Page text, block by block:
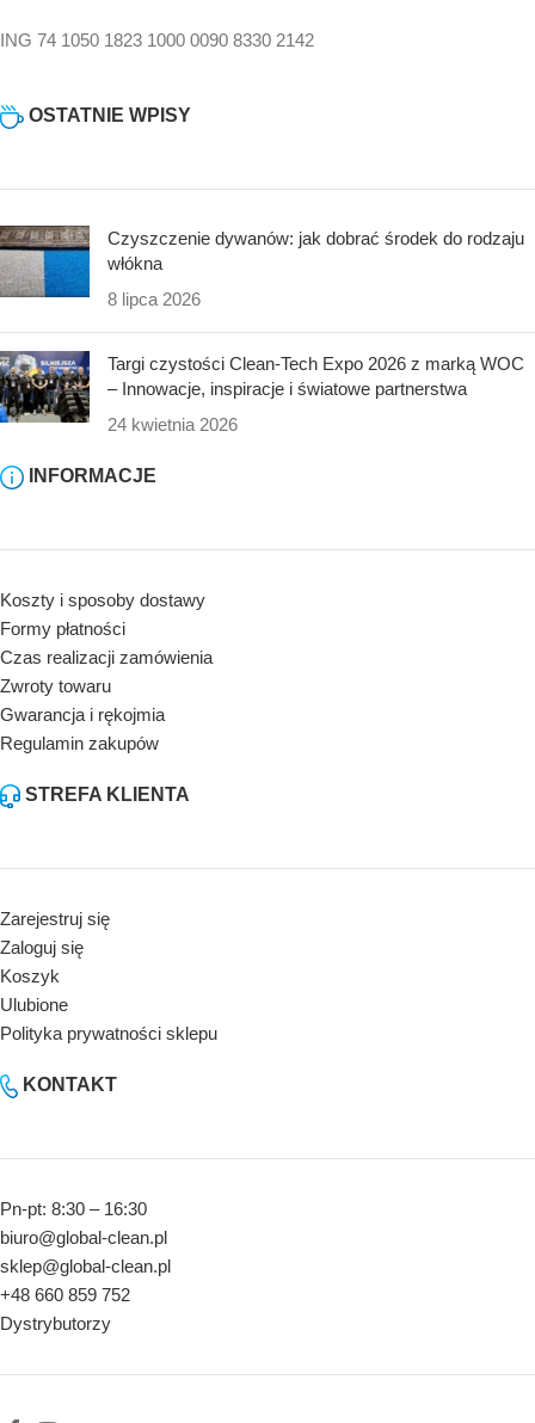
ING 74 1050 1823 1000 0090 8330 2142
OSTATNIE WPISY
Czyszczenie dywanów: jak dobrać środek do rodzaju
włókna
8 lipca 2026
Targi czystości Clean-Tech Expo 2026 z marką WOC
– Innowacje, inspiracje i światowe partnerstwa
24 kwietnia 2026
INFORMACJE
Koszty i sposoby dostawy
Formy płatności
Czas realizacji zamówienia
Zwroty towaru
Gwarancja i rękojmia
Regulamin zakupów
STREFA KLIENTA
Zarejestruj się
Zaloguj się
Koszyk
Ulubione
Polityka prywatności sklepu
KONTAKT
Pn-pt: 8:30 – 16:30
biuro@global-clean.pl
sklep@global-clean.pl
+48 660 859 752
Dystrybutorzy